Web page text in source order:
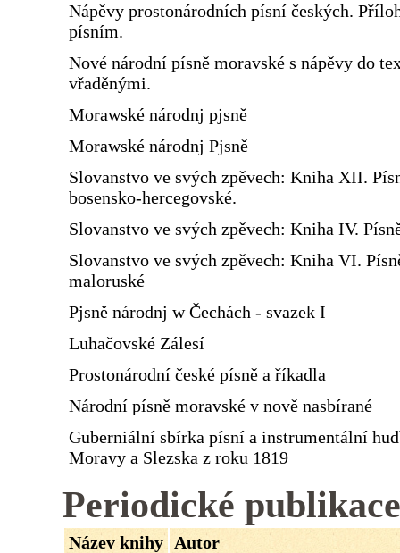
Nápěvy prostonárodních písní českých.
písním.
Nové národní písně moravské s nápěvy do
vřaděnými.
Morawské národnj pjsně
Morawské národnj Pjsně
Slovanstvo ve svých zpěvech: Kniha XII.
bosensko-hercegovské.
Slovanstvo ve svých zpěvech: Kniha IV.
Slovanstvo ve svých zpěvech: Kniha VI.
maloruské
Pjsně národnj w Čechách - svazek I
Luhačovské Zálesí
Prostonárodní české písně a říkadla
Národní písně moravské v nově nasbírané
Guberniální sbírka písní a instrumentální
Moravy a Slezska z roku 1819
Periodické publikace
Název knihy Autor